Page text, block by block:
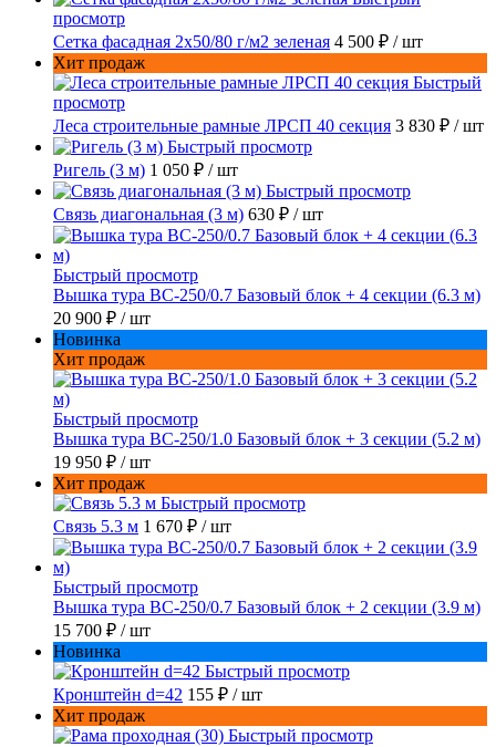
просмотр
Сетка фасадная 2x50/80 г/м2 зеленая 4 500 ₽ / шт
Хит продаж
Быстрый
просмотр
Леса строительные рамные ЛРСП 40 секция 3 830 ₽ / шт
Быстрый просмотр
Ригель (3 м) 1 050 ₽ / шт
Быстрый просмотр
Связь диагональная (3 м) 630 ₽ / шт
Быстрый просмотр
Вышка тура ВС-250/0.7 Базовый блок + 4 секции (6.3 м)
20 900 ₽ / шт
Новинка
Хит продаж
Быстрый просмотр
Вышка тура ВС-250/1.0 Базовый блок + 3 секции (5.2 м)
19 950 ₽ / шт
Хит продаж
Быстрый просмотр
Связь 5.3 м 1 670 ₽ / шт
Быстрый просмотр
Вышка тура ВС-250/0.7 Базовый блок + 2 секции (3.9 м)
15 700 ₽ / шт
Новинка
Быстрый просмотр
Кронштейн d=42 155 ₽ / шт
Хит продаж
Быстрый просмотр